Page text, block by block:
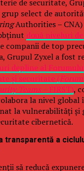
de securitate,
select de
Authorities –
două niveluri
companii de top
Grupul Zyxel a fost
depline al
și securitate (
Teams –FIRST),
la nivel global
la vulnerabilități și
cibernetică.
transparentă a
să reducă